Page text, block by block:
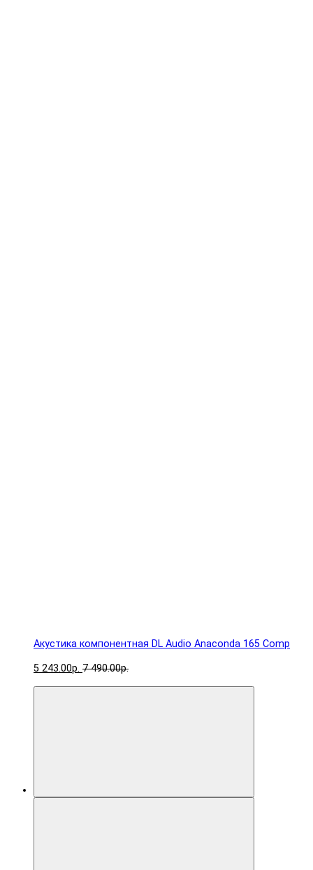
Акустика компонентная DL Audio Anaconda 165 Comp
5 243.00р. 7 490.00р.